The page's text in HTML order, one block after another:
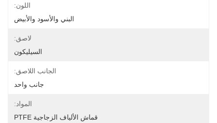
اللون:
البني والأسود والأبيض
لاصق:
السيليكون
الجانب اللاصق:
جانب واحد
المواد:
قماش الألياف الزجاجية PTFE